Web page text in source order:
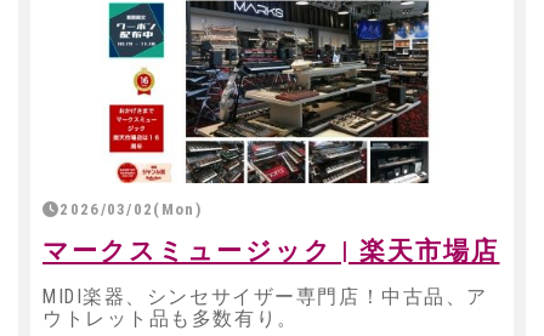
2026/03/02(Mon)
マークスミュージック | 楽天市場店
MIDI楽器、シンセサイザー専門店！中古品、ア
ウトレット品も多数有り。